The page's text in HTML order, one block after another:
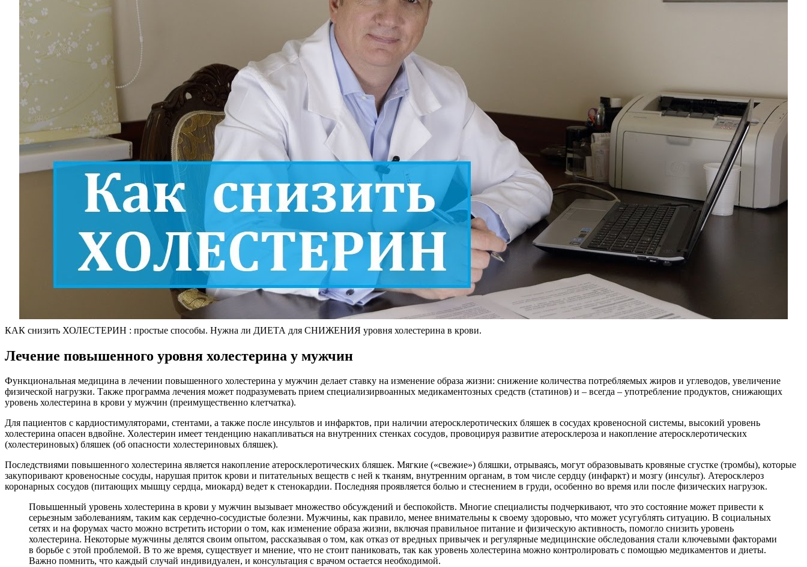
КАК снизить ХОЛЕСТЕРИН : простые способы. Нужна ли ДИЕТА для СНИЖЕНИЯ уровня холестерина в крови.
Лечение повышенного уровня холестерина у мужчин
Функциональная медицина в лечении повышенного холестерина у мужчин делает ставку на изменение образа жизни: снижение количества потребляемых жиров и углеводов, увеличение
физической нагрузки. Также программа лечения может подразумевать прием специализирвоанных медикаментозных средств (статинов) и – всегда – употребление продуктов, снижающих
уровень холестерина в крови у мужчин (преимущественно клетчатка).
Для пациентов с кардиостимуляторами, стентами, а также после инсультов и инфарктов, при наличии атеросклеротических бляшек в сосудах кровеносной системы, высокий уровень
холестерина опасен вдвойне. Холестерин имеет тенденцию накапливаться на внутренних стенках сосудов, провоцируя развитие атеросклероза и накопление атеросклеротических
(холестериновых) бляшек (об опасности холестериновых бляшек).
Последствиями повышенного холестерина является накопление атеросклеротических бляшек. Мягкие («свежие») бляшки, отрываясь, могут образовывать кровяные сгустке (тромбы), которые
закупоривают кровеносные сосуды, нарушая приток крови и питательных веществ с ней к тканям, внутренним органам, в том числе сердцу (инфаркт) и мозгу (инсульт). Атеросклероз
коронарных сосудов (питающих мышцу сердца, миокард) ведет к стенокардии. Последняя проявляется болью и стеснением в груди, особенно во время или после физических нагрузок.
Повышенный уровень холестерина в крови у мужчин вызывает множество обсуждений и беспокойств. Многие специалисты подчеркивают, что это состояние может привести к
серьезным заболеваниям, таким как сердечно-сосудистые болезни. Мужчины, как правило, менее внимательны к своему здоровью, что может усугублять ситуацию. В социальных
сетях и на форумах часто можно встретить истории о том, как изменение образа жизни, включая правильное питание и физическую активность, помогло снизить уровень
холестерина. Некоторые мужчины делятся своим опытом, рассказывая о том, как отказ от вредных привычек и регулярные медицинские обследования стали ключевыми факторами
в борьбе с этой проблемой. В то же время, существует и мнение, что не стоит паниковать, так как уровень холестерина можно контролировать с помощью медикаментов и диеты.
Важно помнить, что каждый случай индивидуален, и консультация с врачом остается необходимой.